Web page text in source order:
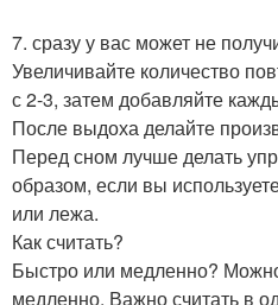
7. сразу у вас может не
Увеличивайте количество
с 2-3, затем добавляйте
После выдоха делайте
Перед сном лучше делать
образом, если вы
или лежа.
Как считать?
Быстро или медленно?
медленно. Важно считать в